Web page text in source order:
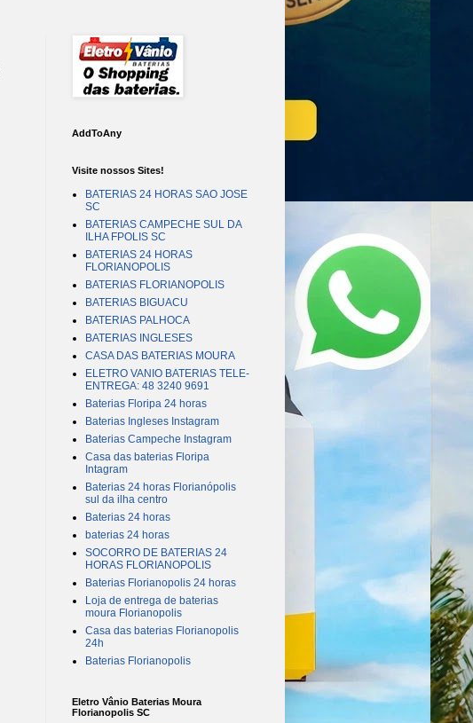
AddToAny
Visite nossos Sites!
BATERIAS 24 HORAS SAO JOSE
SC
BATERIAS CAMPECHE SUL DA
ILHA FPOLIS SC
BATERIAS 24 HORAS
FLORIANOPOLIS
BATERIAS FLORIANOPOLIS
BATERIAS BIGUACU
BATERIAS PALHOCA
BATERIAS INGLESES
CASA DAS BATERIAS MOURA
ELETRO VANIO BATERIAS TELE-
ENTREGA: 48 3240 9691
Baterias Floripa 24 horas
Baterias Ingleses Instagram
Baterias Campeche Instagram
Casa das baterias Floripa
Intagram
Baterias 24 horas Florianópolis
sul da ilha centro
Baterias 24 horas
baterias 24 horas
SOCORRO DE BATERIAS 24
HORAS FLORIANOPOLIS
Baterias Florianopolis 24 horas
Loja de entrega de baterias
moura Florianopolis
Casa das baterias Florianopolis
24h
Baterias Florianopolis
Eletro Vânio Baterias Moura
Florianopolis SC